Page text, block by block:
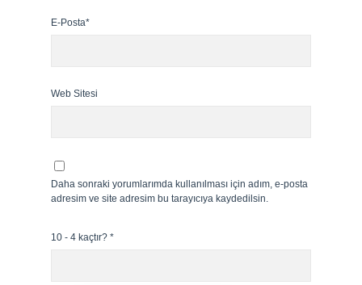
E-Posta*
Web Sitesi
Daha sonraki yorumlarımda kullanılması için adım, e-posta
adresim ve site adresim bu tarayıcıya kaydedilsin.
10 - 4 kaçtır? *